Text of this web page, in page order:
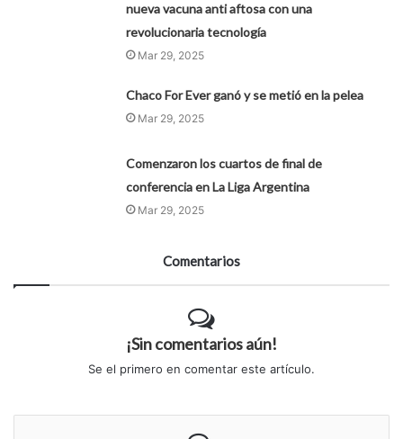
nueva vacuna anti aftosa con una
revolucionaria tecnología
Mar 29, 2025
Chaco For Ever ganó y se metió en la pelea
Mar 29, 2025
Comenzaron los cuartos de final de
conferencia en La Liga Argentina
Mar 29, 2025
Comentarios
¡Sin comentarios aún!
Se el primero en comentar este artículo.